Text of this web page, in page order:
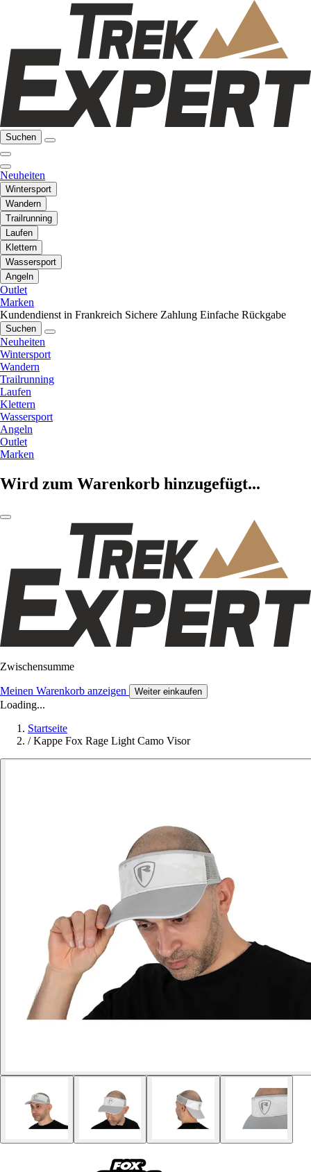
Suchen
Neuheiten
Wintersport
Wandern
Trailrunning
Laufen
Klettern
Wassersport
Angeln
Outlet
Marken
Kundendienst in Frankreich Sichere Zahlung Einfache Rückgabe
Suchen
Neuheiten
Wintersport
Wandern
Trailrunning
Laufen
Klettern
Wassersport
Angeln
Outlet
Marken
Wird zum Warenkorb hinzugefügt...
Zwischensumme
Meinen Warenkorb anzeigen Weiter einkaufen
Loading...
Startseite
/ Kappe Fox Rage Light Camo Visor